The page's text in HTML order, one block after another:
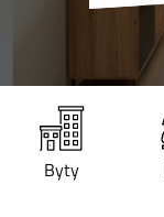
Byty